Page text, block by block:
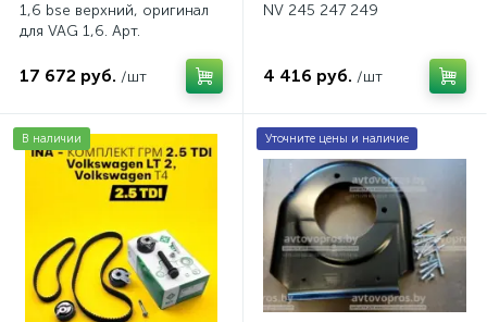
1,6 bse верхний, оригинал
для VAG 1,6. Арт.
17 672 руб. /шт
NV 245 247 249
4 416 руб. /шт
В наличии Уточните цены и наличие